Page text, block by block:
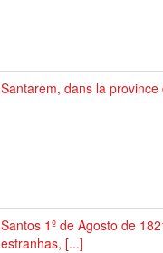
Santarem, dans la province
Santos 1º de Agosto de
estranhas, [...]